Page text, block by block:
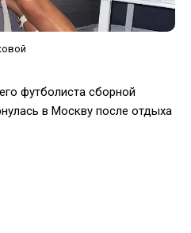
футболиста сборной
в Москву после отдыха